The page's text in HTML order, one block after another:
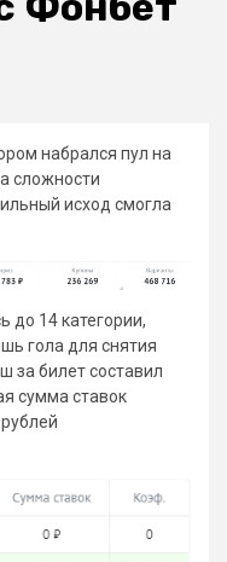
набрался пул на
сложности
исход смогла
до 14 категории,
гола для снятия
билет составил
сумма ставок